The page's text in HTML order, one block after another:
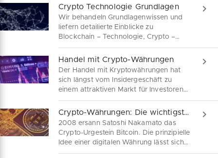
Crypto Technologie Grundlagen
Wir behandeln Grundlagenwissen und
liefern detailierte Einblicke zu
Blockchain – Technologie, Crypto –
Währungen, IOT und AI in
wochenaktuellen Themenartikeln aus
den spannendsten Feldern der
Economy 4.0.
Handel mit Crypto-Währungen
Der Handel mit Kryptowährungen hat
sich längst vom Insidergeschäft zu
einem attraktiven Markt für Investoren
unterschiedlichster Couleur gewandelt.
Was es zwischen exorbitanten
Gewinnversprechen und Totalverlust zu
beachten gilt, haben wir in
verschiedenen Artikeln für dich
Crypto-Währungen: Die wichtigsten Coins
2008 ersann Satoshi Nakamato das
Crypto-Urgestein Bitcoin. Die prinzipielle
Idee einer digitalen Währung lässt sich
bereits zuvor unter der Bezeichnung „bit